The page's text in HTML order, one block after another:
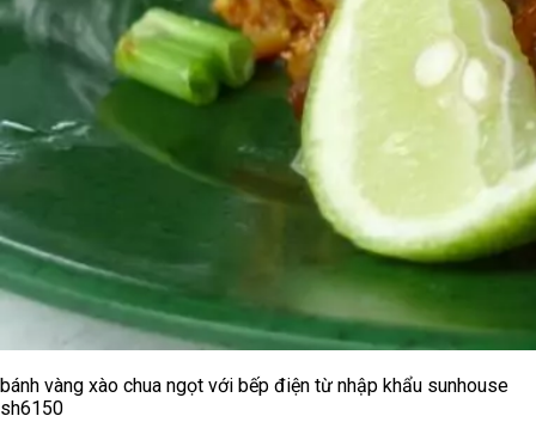
bánh vàng xào chua ngọt với bếp điện từ nhập khẩu sunhouse
sh6150